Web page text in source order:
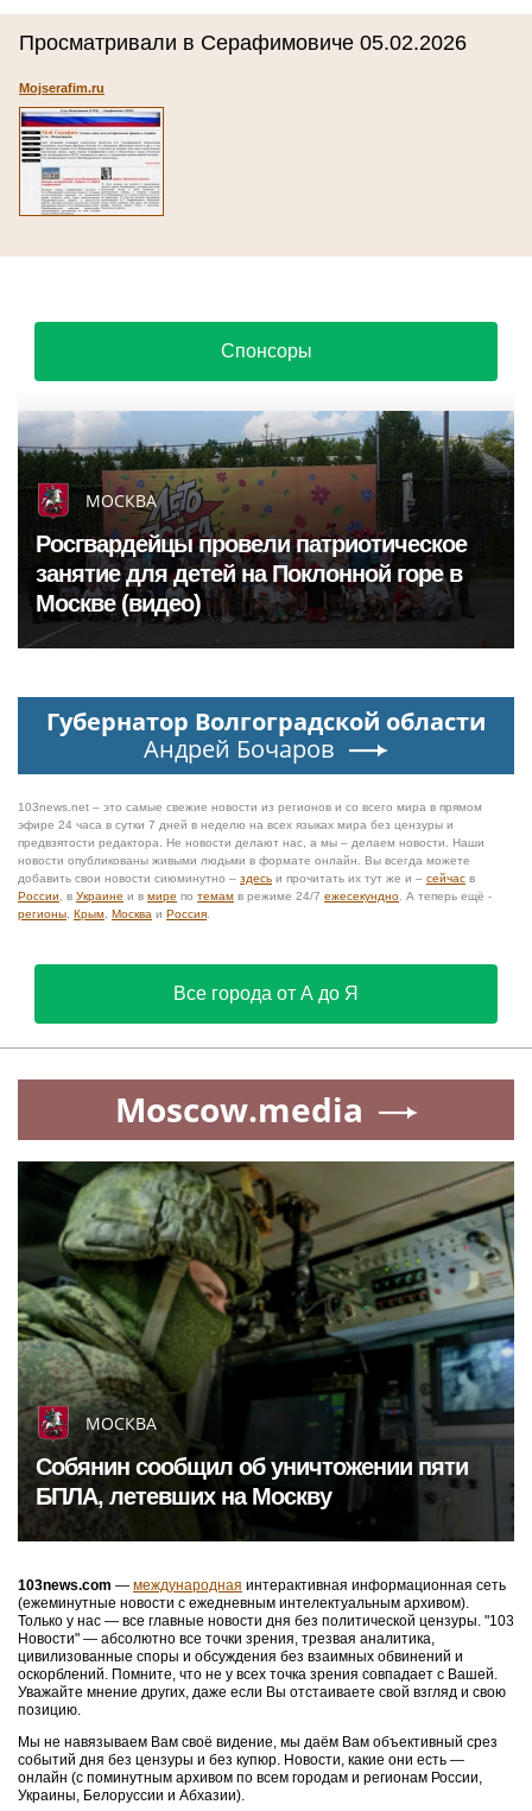
Просматривали в Серафимовиче 05.02.2026
Mojserafim.ru
Спонсоры
МОСКВА
Росгвардейцы провели патриотическое
занятие для детей на Поклонной горе в
Москве (видео)
Губернатор Волгоградской области
Андрей Бочаров
103news.net – это самые свежие новости из регионов и со всего мира в прямом
эфире 24 часа в сутки 7 дней в неделю на всех языках мира без цензуры и
предвзятости редактора. Не новости делают нас, а мы – делаем новости. Наши
новости опубликованы живыми людьми в формате онлайн. Вы всегда можете
добавить свои новости сиюминутно – здесь и прочитать их тут же и – сейчас в
России , в Украине и в мире по темам в режиме 24/7 ежесекундно . А теперь ещё -
регионы Крым Москва и Россия
Все города от А до Я
Moscow.media
МОСКВА
Собянин сообщил об уничтожении пяти
БПЛА, летевших на Москву
103news.com — международная интерактивная информационная сеть
(ежеминутные новости с ежедневным интелектуальным архивом).
Только у нас — все главные новости дня без политической цензуры. "103
Новости" — абсолютно все точки зрения, трезвая аналитика,
цивилизованные споры и обсуждения без взаимных обвинений и
оскорблений. Помните, что не у всех точка зрения совпадает с Вашей.
Уважайте мнение других, даже если Вы отстаиваете свой взгляд и свою
позицию.
Мы не навязываем Вам своё видение, мы даём Вам объективный срез
событий дня без цензуры и без купюр. Новости, какие они есть —
онлайн (с поминутным архивом по всем городам и регионам России,
Украины, Белоруссии и Абхазии).